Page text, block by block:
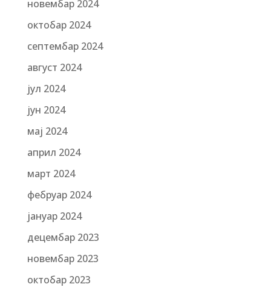
новембар 2024
октобар 2024
септембар 2024
август 2024
јул 2024
јун 2024
мај 2024
април 2024
март 2024
фебруар 2024
јануар 2024
децембар 2023
новембар 2023
октобар 2023